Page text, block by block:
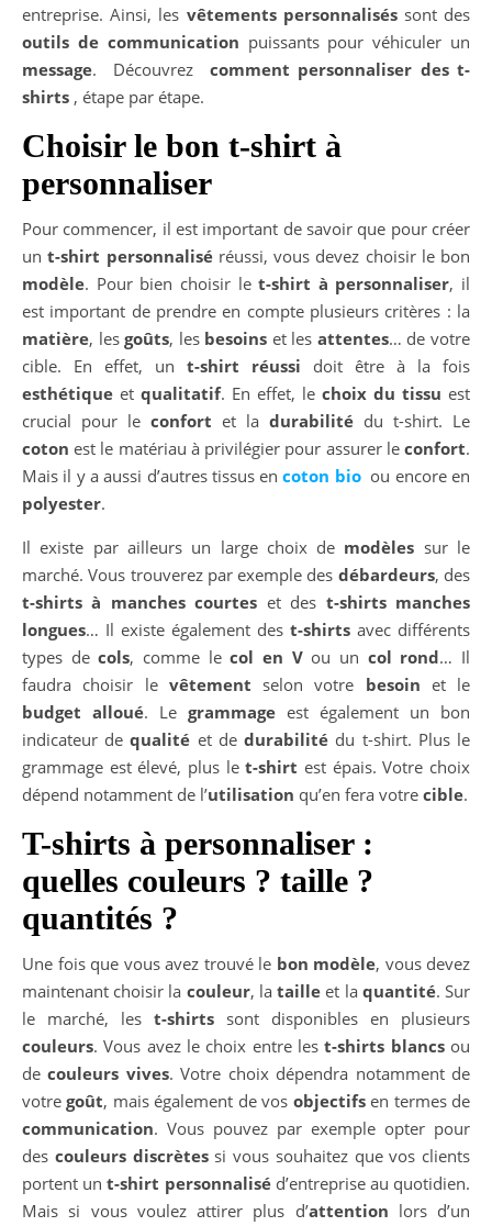
entreprise. Ainsi, les vêtements personnaliséssont des
outils de communication puissants pour véhiculer un
message. Découvrez comment personnaliser des t-
shirts , étape par étape.
Choisir le bon t-shirt à
personnaliser
Pour commencer, il est important de savoir que pour créer
unt-shirt personnaliséréussi, vous devez choisir le bon
modèle. Pour bien choisir let-shirt à personnaliser, il
est important de prendre en compte plusieurs critères : la
matière, lesgoûts, les besoins et les attentes… de votre
cible. En effet, un t-shirt réussi doit être à la fois
esthétique et qualitatif. En effet, le choix du tissu est
crucial pour le confort et la durabilité du t-shirt. Le
coton est le matériau à privilégier pour assurer le confort.
Mais il y a aussi d’autres tissus encoton bio ou encore en
polyester.
Il existe par ailleurs un large choix de modèles sur le
marché. Vous trouverez par exemple des débardeurs, des
t-shirts à manches courtes et des t-shirts manches
longues… Il existe également des t-shirts avec différents
types decols, comme lecol en Vou un col rond… Il
faudra choisir le vêtement selon votre besoin et le
budget alloué. Le grammage est également un bon
indicateur dequalité et dedurabilité du t-shirt. Plus le
grammage est élevé, plus let-shirt est épais. Votre choix
dépend notamment de l’utilisation qu’en fera votre cible.
T-shirts à personnaliser :
quelles couleurs ? taille ?
quantités ?
Une fois que vous avez trouvé le bon modèle, vous devez
maintenant choisir la couleur, lataille et la quantité. Sur
le marché, les t-shirts sont disponibles en plusieurs
couleurs. Vous avez le choix entre lest-shirts blancsou
decouleurs vives. Votre choix dépendra notamment de
votregoût, mais également de vos objectifsen termes de
communication. Vous pouvez par exemple opter pour
des couleurs discrètessi vous souhaitez que vos clients
portent unt-shirt personnaliséd’entreprise au quotidien.
Mais si vous voulez attirer plus d’attention lors d’un